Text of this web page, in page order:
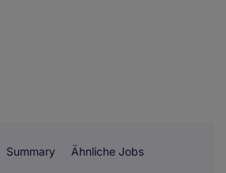
Summary Ähnliche Jobs